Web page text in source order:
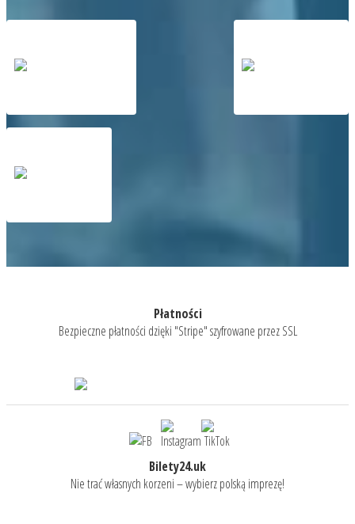
Płatności
Bezpieczne płatności dzięki "Stripe" szyfrowane przez SSL
Bilety24.uk
Nie trać własnych korzeni – wybierz polską imprezę!